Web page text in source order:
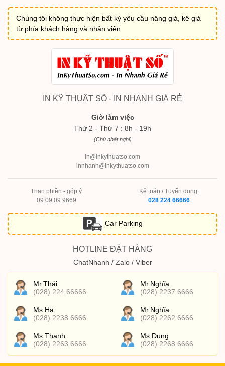
Chúng tôi không thực hiện bất kỳ yêu cầu nâng giá, kê giá
từ phía khách hàng và nhân viên
IN KỸ THUẬT SỐ - IN NHANH GIÁ RẺ
Giờ làm việc
Thứ 2 - Thứ 7 : 8h - 19h
(Chủ nhật nghỉ)
in@inkythuatso.com
innhanh@inkythuatso.com
Than phiền - góp ý
09 09 09 9669
Kế toán / Tuyển dụng:
028 224 66666
Car Parking
HOTLINE ĐẶT HÀNG
ChatNhanh / Zalo / Viber
Mr.Thái
(028) 224 66666
Mr.Nghĩa
(028) 2237 6666
Ms.Hạ
(028) 2238 6666
Mr.Nghĩa
(028) 2262 6666
Ms.Thanh
(028) 2263 6666
Ms.Dung
(028) 2268 6666